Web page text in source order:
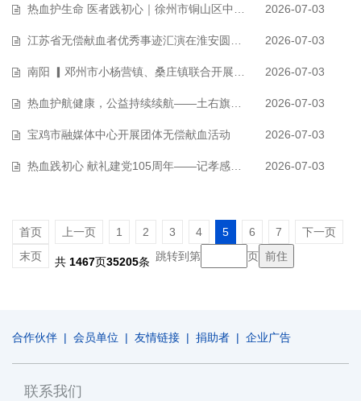
热血护生命 医者践初心｜徐州市铜山区中医院开展无偿献血活动 2026-07-03
江苏省无偿献血者优秀事迹汇演在淮安圆满落幕 ——献礼建党105周年，优秀演… 2026-07-03
南阳 ▎邓州市小杨营镇、桑庄镇联合开展无偿献血公益活动 2026-07-03
热血护航健康，公益持续续航——土右旗开展2026年度无偿献血活动 2026-07-03
宝鸡市融媒体中心开展团体无偿献血活动 2026-07-03
热血践初心 献礼建党105周年——记孝感市中心医院一名党员医务工作者的奉献… 2026-07-03
首页 上一页 1 2 3 4 5 6 7
下一页
末页
共 1467页35205条 跳转到第 页
合作伙伴 | 会员单位 | 友情链接 | 捐助者 | 企业广告
联系我们